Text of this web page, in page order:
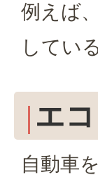
例えば
してい
エ
自動車